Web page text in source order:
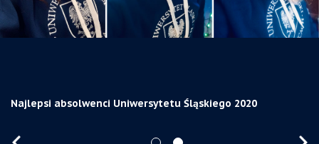
Zgłoś się do Programu Najlepszych Absolwentów!
Najlepsi absolwenci Uniwersytetu Śląskiego 2020